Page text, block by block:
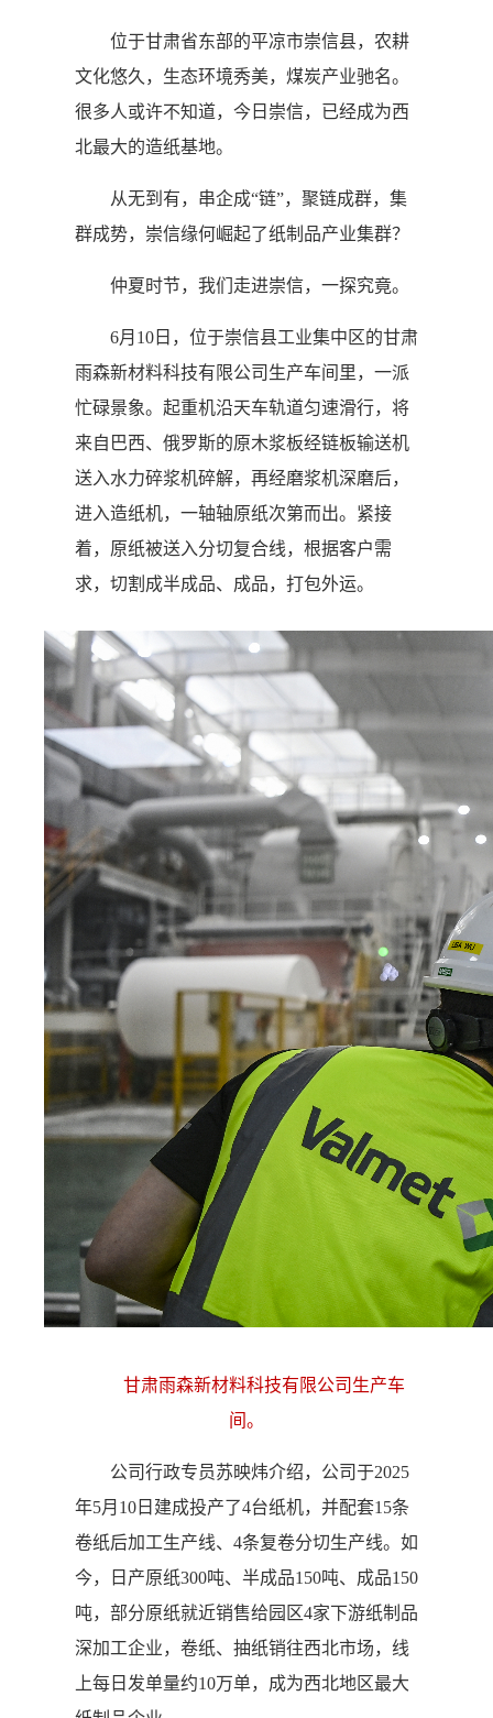
位于甘肃省东部的平凉市崇信县，农耕
文化悠久，生态环境秀美，煤炭产业驰名。
很多人或许不知道，今日崇信，已经成为西
北最大的造纸基地。
从无到有，串企成“链”，聚链成群，集
群成势，崇信缘何崛起了纸制品产业集群？
仲夏时节，我们走进崇信，一探究竟。
6月10日，位于崇信县工业集中区的甘肃
雨森新材料科技有限公司生产车间里，一派
忙碌景象。起重机沿天车轨道匀速滑行，将
来自巴西、俄罗斯的原木浆板经链板输送机
送入水力碎浆机碎解，再经磨浆机深磨后，
进入造纸机，一轴轴原纸次第而出。紧接
着，原纸被送入分切复合线，根据客户需
求，切割成半成品、成品，打包外运。
甘肃雨森新材料科技有限公司生产车
间。
公司行政专员苏映炜介绍，公司于2025
年5月10日建成投产了4台纸机，并配套15条
卷纸后加工生产线、4条复卷分切生产线。如
今，日产原纸300吨、半成品150吨、成品150
吨，部分原纸就近销售给园区4家下游纸制品
深加工企业，卷纸、抽纸销往西北市场，线
上每日发单量约10万单，成为西北地区最大